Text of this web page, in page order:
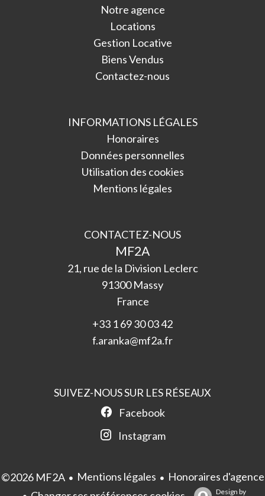
Notre agence
Locations
Gestion Locative
Biens Vendus
Contactez-nous
INFORMATIONS LÉGALES
Honoraires
Données personnelles
Utilisation des cookies
Mentions légales
CONTACTEZ-NOUS
MF2A
21, rue de la Division Leclerc
91300Massy
France
+33 1 69 30 03 42
f.aranka@mf2a.fr
SUIVEZ-NOUS SUR LES RÉSEAUX
Facebook
Instagram
©2026 MF2A Mentions légales
Honoraires d'agence
Design by